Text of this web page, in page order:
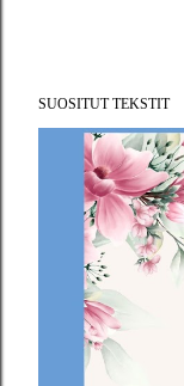
SUOSITUT TEKSTIT